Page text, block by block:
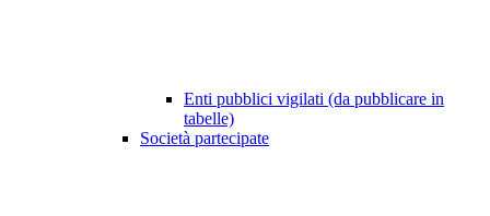
Enti pubblici vigilati (da pubblicare in
tabelle)
Società partecipate